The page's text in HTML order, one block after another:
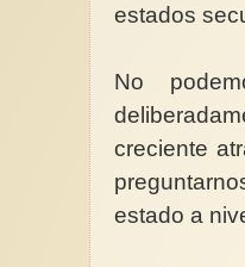
estados
No
creciente
estado a